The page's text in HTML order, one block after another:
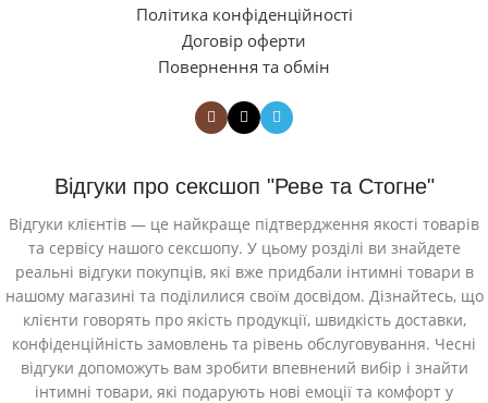
Політика конфіденційності
Договір оферти
Повернення та обмін
Відгуки про сексшоп "Реве та Стогне"
Відгуки клієнтів — це найкраще підтвердження якості товарів
та сервісу нашого сексшопу. У цьому розділі ви знайдете
реальні відгуки покупців, які вже придбали інтимні товари в
нашому магазині та поділилися своїм досвідом. Дізнайтесь, що
клієнти говорять про якість продукції, швидкість доставки,
конфіденційність замовлень та рівень обслуговування. Чесні
відгуки допоможуть вам зробити впевнений вибір і знайти
інтимні товари, які подарують нові емоції та комфорт у